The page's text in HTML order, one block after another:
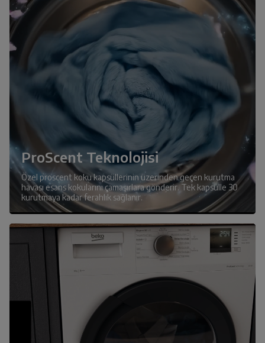
ProScent Teknolojisi
Özel proscent koku kapsüllerinin üzerinden geçen kurutma
havası esans kokularını çamaşırlara gönderir. Tek kapsülle 30
kurutmaya kadar ferahlık sağlanır.